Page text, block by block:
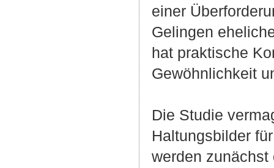
einer
Gelingen
hat praktische
Gewöhnlichkeit
Die Studie
Haltungsbilder
werden